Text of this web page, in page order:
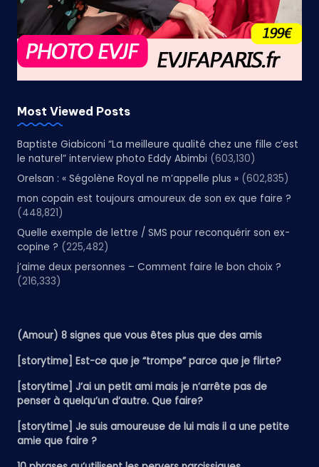
Most Viewed Posts
Baptiste Giabiconi “La meilleure qualité chez une fille c’est
le naturel” interview photo Eddy Abimbi (603,130)
Orelsan : « Ségolène Royal ne m’appelle plus » (602,835)
mon copain est toujours amoureux de son ex que faire ?
(448,821)
Quelle exemple de lettre / SMS pour reconquérir son ex-
copine ? (225,482)
j’aime deux personnes – Comment faire le bon choix ?
(216,333)
(Amour) 8 signes que vous êtes plus que des amis
[storytime] Est-ce que je “trompe” parce que je flirte?
[storytime] J’ai un petit ami mais je n’arrête pas de
penser à quelqu’un d’autre. Que faire?
[storytime] Je suis amoureuse de lui mais il a une petite
amie que faire ?